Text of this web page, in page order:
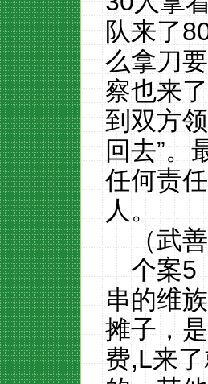
队来了
么拿刀
察也来
到双方
回去”。
任何责任
人。
（武
个案5
串的维族
摊子，
费,L来